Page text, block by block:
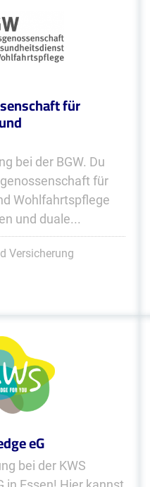
für
bei der BGW. Du
für
Wohlfahrtspflege
und duale...
Versicherung
eG
bei der KWS